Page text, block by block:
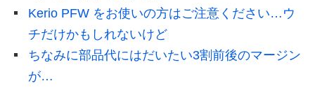
Kerio PFW をお使いの方はご注意ください…ウ
チだけかもしれないけど
ちなみに部品代にはだいたい3割前後のマージン
が…